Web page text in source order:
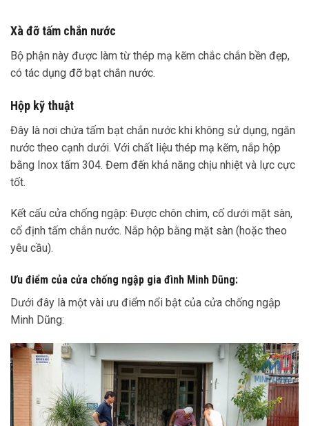
Xà đỡ tấm chắn nước
Bộ phận này được làm từ thép mạ kẽm chắc chắn bền đẹp,
có tác dụng đỡ bạt chắn nước.
Hộp kỹ thuật
Đây là nơi chứa tấm bạt chắn nước khi không sử dụng, ngăn
nước theo cạnh dưới. Với chất liệu thép mạ kẽm, nắp hộp
bằng Inox tấm 304. Đem đến khả năng chịu nhiệt và lực cực
tốt.
Kết cấu cửa chống ngập: Được chôn chìm, cố dưới mặt sàn,
cố định tấm chắn nước. Nắp hộp bằng mặt sàn (hoặc theo
yêu cầu).
Ưu điểm của cửa chống ngập gia đình Minh Dũng:
Dưới đây là một vài ưu điểm nổi bật của cửa chống ngập
Minh Dũng: